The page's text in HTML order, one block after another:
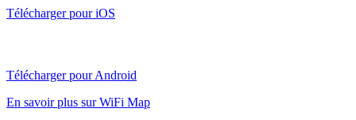
Télécharger pour iOS
Télécharger pour Android
En savoir plus sur WiFi Map